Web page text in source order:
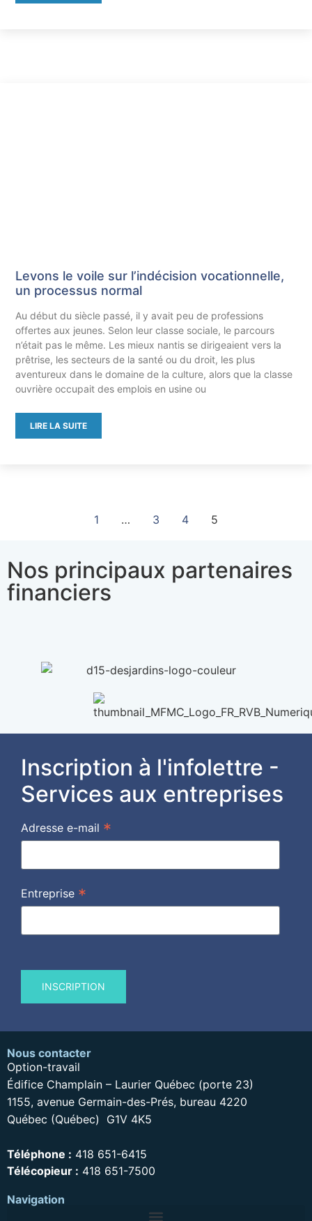
Levons le voile sur l’indécision vocationnelle,
un processus normal
Au début du siècle passé, il y avait peu de professions
offertes aux jeunes. Selon leur classe sociale, le parcours
n’était pas le même. Les mieux nantis se dirigeaient vers la
prêtrise, les secteurs de la santé ou du droit, les plus
aventureux dans le domaine de la culture, alors que la classe
ouvrière occupait des emplois en usine ou
LIRE LA SUITE
1 … 3 4 5
Nos principaux partenaires
financiers
Inscription à l'infolettre -
Services aux entreprises
Adresse e-mail *
Entreprise *
Nous contacter
Option-travail
Édifice Champlain – Laurier Québec (porte 23)
1155, avenue Germain-des-Prés, bureau 4220
Québec (Québec) G1V 4K5
Téléphone : 418 651-6415
Télécopieur : 418 651-7500
Navigation